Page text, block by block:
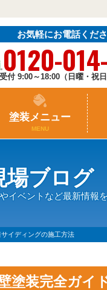
お気軽にお電話くだ
0120-
付 9:00～18:00（日曜・祝日
塗装メニュー
MENU
場ブログ
イベントなど最新情報
イディングの施工方法
塗装完全ガイ